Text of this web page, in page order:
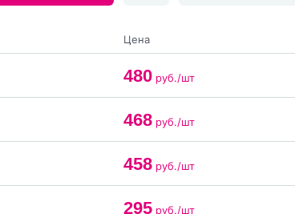
Цена
480 руб./шт
468 руб./шт
458 руб./шт
295 руб./шт